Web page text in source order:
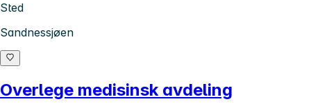
Sted
Sandnessjøen
Overlege medisinsk avdeling